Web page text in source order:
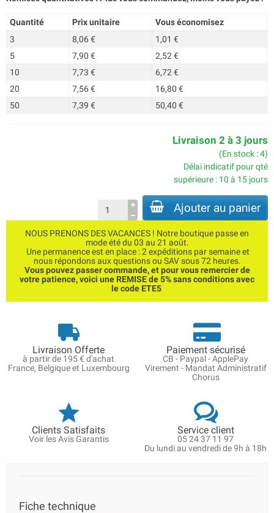
Quantité Prix unitaire
Vous économisez
3
8,06 €
1,01 €
5
7,90 €
2,52 €
10
7,73 €
6,72 €
20
7,56 €
16,80 €
50
7,39 € 50,40 €
Livraison 2 à 3 jours
(En stock : 4)
Délai indicatif pour qté
supérieure : 10 à 15 jours
Ajouter au panier
NOUS PRENONS DES VACANCES ! Notre boutique passe en
mode été du 03 au 21 août.
Une permanence est en place : 2 expéditions par semaine et
nous répondons aux questions ou SAV sous 72 heures.
Vous pouvez passer commande, et pour vous remercier de
votre patience, voici une REMISE de 5% sans conditions avec
le code ETE5
Livraison Offerte
à partir de 195 € d'achat
France, Belgique et Luxembourg
Paiement sécurisé
CB - Paypal - ApplePay
Virement - Mandat Administratif
Chorus
Clients Satisfaits
Voir les Avis Garantis
Service client
05 24 37 11 97
Du lundi au vendredi de 9h à 18h
Fiche technique